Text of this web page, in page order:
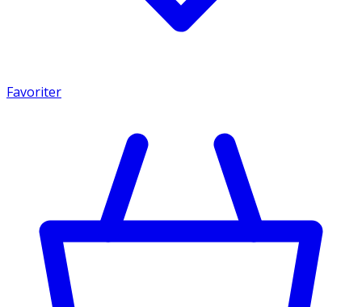
Favoriter